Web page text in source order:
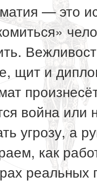
— это
щит и
война
угрозу, а
как
реальных